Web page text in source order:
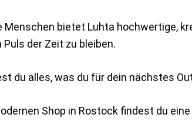
Menschen bietet Luhta hochwertige,
der Zeit zu bleiben.
du alles, was du für dein nächstes
Shop in Rostock findest du